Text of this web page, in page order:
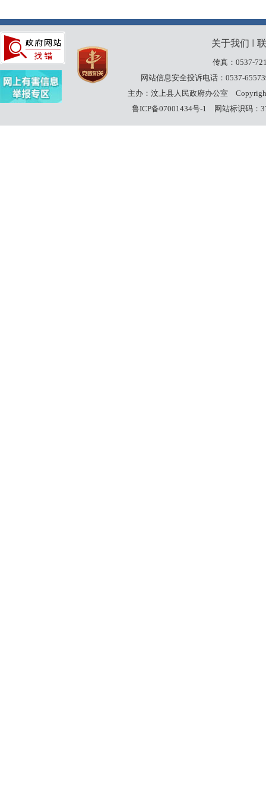
关于我们
传真：0537-
网站信息安全投诉电话：0537-
主办：汶上县人民政府办公室
鲁ICP备07001434号-1
网站标识码：